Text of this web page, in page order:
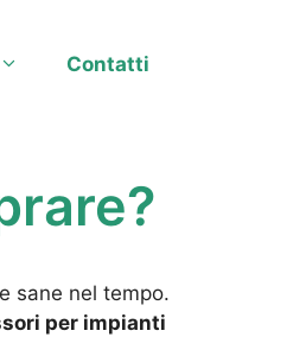
Contatti
sane nel tempo.
per impianti